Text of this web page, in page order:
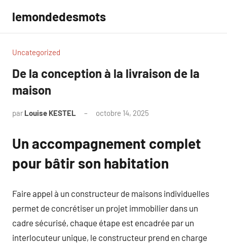
contenu
lemondedesmots
Uncategorized
De la conception à la livraison de la
maison
par Louise KESTEL octobre 14, 2025
Un accompagnement complet
pour bâtir son habitation
Faire appel à un constructeur de maisons individuelles
permet de concrétiser un projet immobilier dans un
cadre sécurisé, chaque étape est encadrée par un
interlocuteur unique, le constructeur prend en charge